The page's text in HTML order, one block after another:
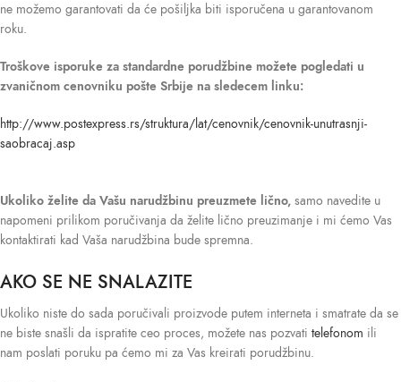
ne možemo garantovati da će pošiljka biti isporučena u garantovanom
roku.
Troškove isporuke za standardne porudžbine možete pogledati u
zvaničnom cenovniku pošte Srbije na sledecem linku:
http://www.postexpress.rs/struktura/lat/cenovnik/cenovnik-unutrasnji-
saobracaj.asp
Ukoliko želite da Vašu narudžbinu preuzmete lično, samo navedite u
napomeni prilikom poručivanja da želite lično preuzimanje i mi ćemo Vas
kontaktirati kad Vaša narudžbina bude spremna.
AKO SE NE SNALAZITE
Ukoliko niste do sada poručivali proizvode putem interneta i smatrate da se
ne biste snašli da ispratite ceo proces, možete nas pozvati telefonom ili
nam poslati poruku pa ćemo mi za Vas kreirati porudžbinu.